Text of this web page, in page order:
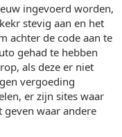
ingevoerd worden,
stevig aan en het
achter de code aan te
gehad te hebben
als deze er niet
vergoeding
er zijn sites waar
waar andere